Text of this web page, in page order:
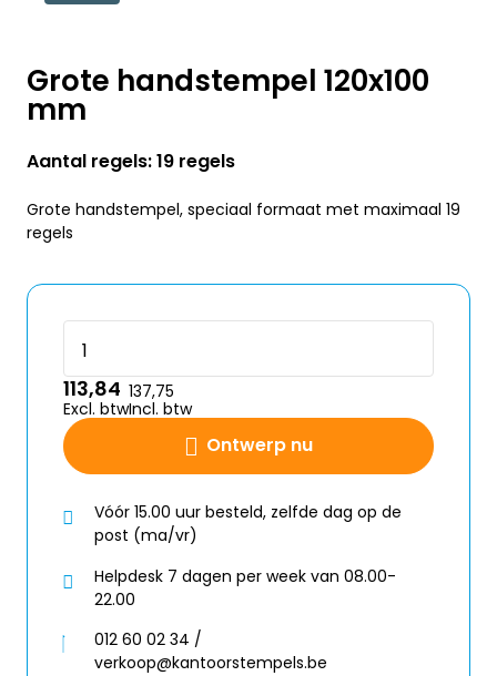
Grote handstempel 120x100
mm
Aantal regels: 19 regels
Grote handstempel, speciaal formaat met maximaal 19
regels
Ontwerp nu
113,84
Excl. btw
137,75
Incl. btw
Vóór 15.00 uur besteld, zelfde dag op de
post (ma/vr)
Helpdesk 7 dagen per week van 08.00-
22.00
012 60 02 34 /
verkoop@kantoorstempels.be